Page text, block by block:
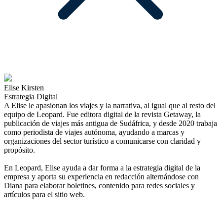
Elise Kirsten
Estrategia Digital
A Elise le apasionan los viajes y la narrativa, al igual que al resto del
equipo de Leopard. Fue editora digital de la revista Getaway, la
publicación de viajes más antigua de Sudáfrica, y desde 2020 trabaja
como periodista de viajes autónoma, ayudando a marcas y
organizaciones del sector turístico a comunicarse con claridad y
propósito.
En Leopard, Elise ayuda a dar forma a la estrategia digital de la
empresa y aporta su experiencia en redacción alternándose con
Diana para elaborar boletines, contenido para redes sociales y
artículos para el sitio web.